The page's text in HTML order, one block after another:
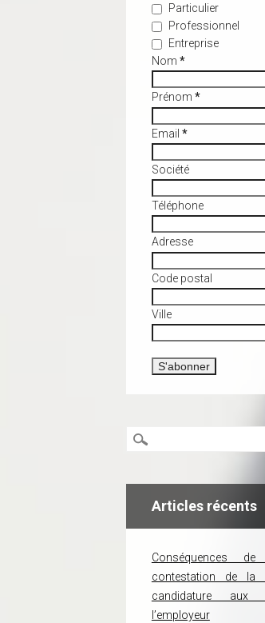
Particulier
Professionnel
Entreprise
Nom *
Prénom *
Email *
Société
Téléphone
Adresse
Code postal
Ville
Articles récents
Conséquences
contestation de la
candidature aux
l’employeur